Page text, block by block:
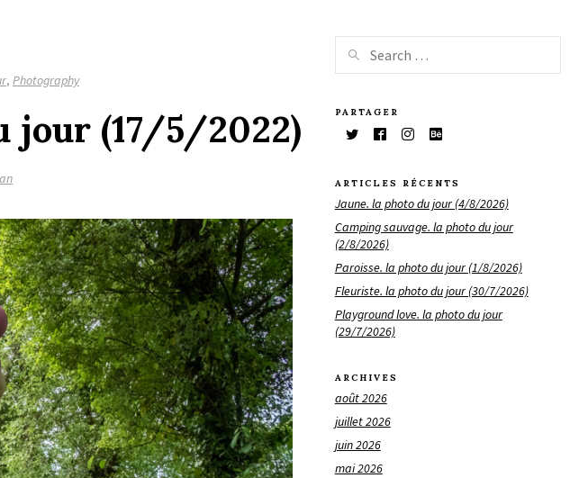
, Photography
jour (17/5/2022) PARTAGER
ARTICLES RÉCENTS
Jaune. la photo du jour (4/8/2026)
Camping sauvage. la photo du jour
(2/8/2026)
Paroisse. la photo du jour (1/8/2026)
Fleuriste. la photo du jour (30/7/2026)
Playground love. la photo du jour
(29/7/2026)
ARCHIVES
août 2026
juillet 2026
juin 2026
mai 2026